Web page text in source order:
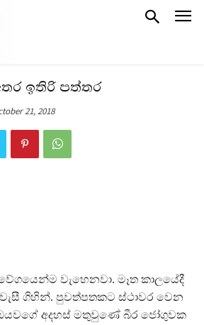
ඉතිරි පත්තර
21, 2018
වැහෙනවා. මෑත කාලයේදී
ගිහින්. පුවත්පතකට ස්ථාවර වෙන
අදහස් මතුවුණේ බීර ජෝගුවක